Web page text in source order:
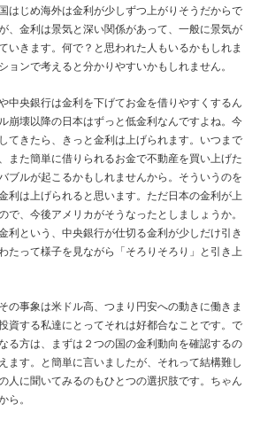
はじめ海外は金利が少しずつ上がりそうだからで
、金利は景気と深い関係があって、一般に景気が
いきます。何で？と思われた人もいるかもしれま
ョンで考えると分かりやすいかもしれません。
中央銀行は金利を下げてお金を借りやすくするん
崩壊以降の日本はずっと低金利なんですよね。今
てきたら、きっと金利は上げられます。いつまで
また簡単に借りられるお金で不動産を買い上げた
ブルが起こるかもしれませんから。そういうのを
利は上げられると思います。ただ日本の金利が上
で、今後アメリカがそうなったとしましょうか。
利という、中央銀行が仕切る金利が少しだけ引き
たって様子を見ながら「そろりそろり」と引き上
の事象は米ドル高、つまり円安への動きに働きま
資する私達にとってそれは好都合なことです。で
る方は、まずは２つの国の金利動向を確認するの
ます。と簡単に言いましたが、それって結構難し
人に聞いてみるのもひとつの選択肢です。ちゃん
ら。